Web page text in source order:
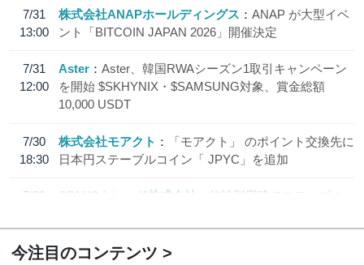
7/31
13:00
株式会社ANAPホールディングス
ANAP が大型イベ
ント「BITCOIN JAPAN 2026」開催決定
7/31
12:00
Aster
Aster、韓国RWAシーズン1取引キャンペーン
を開始 $SKHYNIX・$SAMSUNG対象、賞金総額
10,000 USDT
7/30
18:30
株式会社モアクト
「モアクト」 のポイント交換先に
日本円ステーブルコイン「 JPYC」を追加
7/29
SBI VCトレード株式会社
信託型円建てステーブル
今注目のコンテンツ